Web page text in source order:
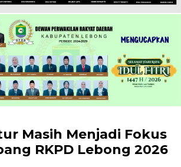
Masih Menjadi Fokus
RKPD Lebong 2026